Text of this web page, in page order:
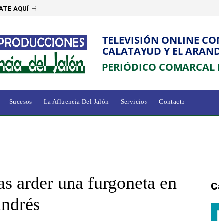
AQUÍ
TELEVISIÓN ONLINE
CALATAYUD Y EL
PERIÓDICO COMARCAL
Sucesos La Afluencia Del Jalón Servicios Contacto
arder una furgoneta en